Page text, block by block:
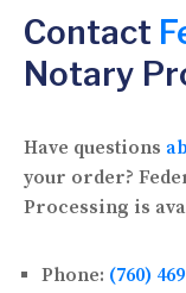
Contact
Notary
Have questions
your order?
Processing is
Phone: (760)